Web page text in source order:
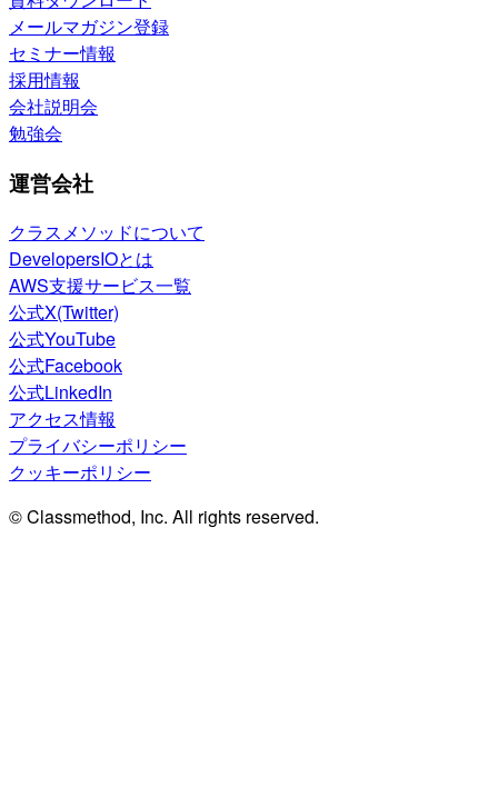
メールマガジン登録
セミナー情報
採用情報
会社説明会
勉強会
運営会社
クラスメソッドについて
DevelopersIOとは
AWS支援サービス一覧
公式X(Twitter)
公式YouTube
公式Facebook
公式LinkedIn
アクセス情報
プライバシーポリシー
クッキーポリシー
© Classmethod, Inc. All rights reserved.